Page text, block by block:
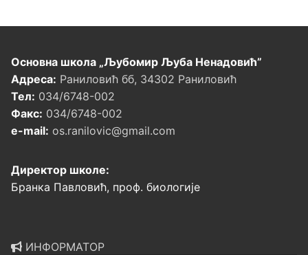
Основна школа „Љубомир Љуба Ненадовић”
Адреса: Раниловић бб, 34302 Раниловић
Тел: 034/6748-002
Факс: 034/6748-002
e-mail: os.ranilovic@gmail.com
Директор школе:
Бранка Павловић, проф. биологије
ИНФОРМАТОР